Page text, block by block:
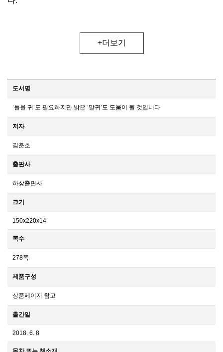
+더보기
도서명
‘들을 귀’도 필요하지만 밝은 ‘말귀’도 도움이 될 것입니다
저자
김춘호
출판사
하상출판사
크기
150x220x14
쪽수
278쪽
제품구성
상품페이지 참고
출간일
2018. 6. 8